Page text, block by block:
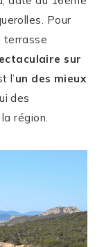
Pour
terrasse
sur
l’un des mieux
des
région.